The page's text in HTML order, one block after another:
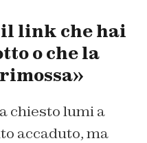
il link che hai
o che la
chiesto lumi a
accaduto, ma